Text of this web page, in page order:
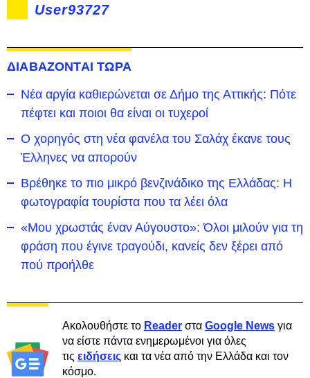
User93727
ΔΙΑΒΑΖΟΝΤΑΙ ΤΩΡΑ
Νέα αργία καθιερώνεται σε Δήμο της Αττικής: Πότε
πέφτει και ποιοι θα είναι οι τυχεροί
Ο χορηγός στη νέα φανέλα του Σαλάχ έκανε τους
Έλληνες να απορούν
Βρέθηκε το πιο μικρό βενζινάδικο της Ελλάδας: Η
φωτογραφία τουρίστα που τα λέει όλα
«Μου χρωστάς έναν Αύγουστο»: Όλοι μιλούν για τη
φράση που έγινε τραγούδι, κανείς δεν ξέρει από
πού προήλθε
Ακολουθήστε το Reader στα Google News για
να είστε πάντα ενημερωμένοι για όλες
τις ειδήσεις και τα νέα από την Ελλάδα και τον
κόσμο.